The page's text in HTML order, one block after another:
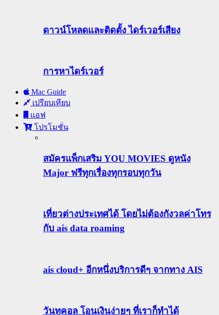
ดาวน์โหลดและติดตั้ง ไดร์เวอร์เสียง
การหาไดร์เวอร์
Mac Guide
เปรียบเทียบ
แอฟ
โปรโมชั่น
สมัครแพ็กเสริม YOU MOVIES ดูหนัง
Major ฟรีทุกเรื่องทุกรอบทุกวัน
เที่ยวต่างประเทศได้ โดยไม่ต้องกังวลค่าโทร
กับ ais data roaming
ais cloud+ อีกหนึ่งบริการดีๆ จากทาง AIS
วันทูคอล โอนเงินง่ายๆ ที่เราก็ทำได้